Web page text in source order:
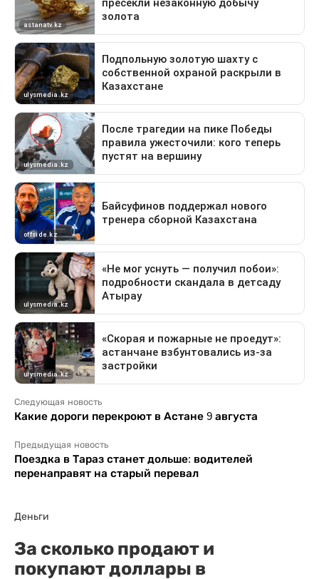
Следующая новость
Какие дороги перекроют в Астане 9 августа
Предыдущая новость
Поездка в Тараз станет дольше: водителей
перенаправят на старый перевал
Деньги
За сколько продают и
покупают доллары в